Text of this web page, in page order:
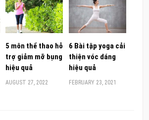
5 môn thể thao hỗ
trợ giảm mỡ bụng
hiệu quả
AUGUST 27, 2022
6 Bài tập yoga cải
thiện vóc dáng
hiệu quả
FEBRUARY 23, 2021